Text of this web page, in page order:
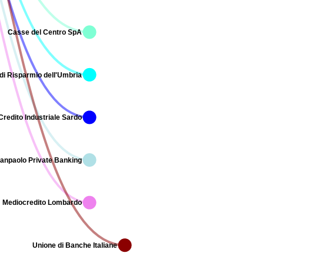
Unione di Banche Italiane
Mediocredito Lombardo
Private Banking
Industriale Sardo
Risparmio dell'Umbria
Casse del Centro SpA